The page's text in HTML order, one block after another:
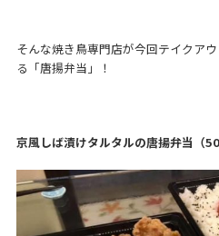
そんな焼き鳥専門店が今回テイクア
る「唐揚弁当」！
京風しば漬けタルタルの唐揚弁当